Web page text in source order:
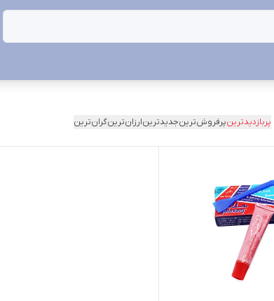
پربازدیدترینپرفروش‌ترینجدیدترینارزان‌ترینگران‌ترین